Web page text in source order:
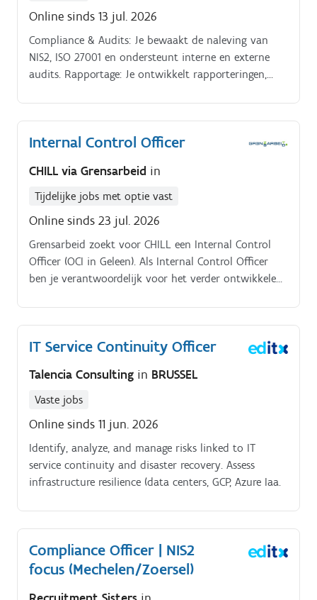
Online sinds 13 jul. 2026
Compliance & Audits: Je bewaakt de naleving van
NIS2, ISO 27001 en ondersteunt interne en externe
audits. Rapportage: Je ontwikkelt rapporteringen,
de CISO bij rapportering aan het management.
Internal Control Officer
CHILL via Grensarbeid in
Tijdelijke jobs met optie vast
Online sinds 23 jul. 2026
Grensarbeid zoekt voor CHILL een Internal Control
Officer (OCI in Geleen). Als Internal Control Officer
ben je verantwoordelijk voor het verder ontwikkelen,
en risk management framework binnen een
internationale organisatie Je werkt nauw samen met
management, proceseigenaren, finance en audit om
verbeteren en de kwaliteit van de processen te
verhogen, Daarbij beweeg je je op het snijvlak van
biedt veel zichtbaarheid binnen de organisatie.
IT Service Continuity Officer
Talencia Consulting in BRUSSEL
Vaste jobs
Online sinds 11 jun. 2026
Identify, analyze, and manage risks linked to IT
service continuity and disaster recovery. Assess
infrastructure resilience (data centers, GCP, Azure Iaa.
Compliance Officer | NIS2
focus (Mechelen/Zoersel)